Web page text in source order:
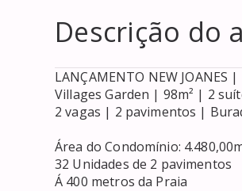
Descrição do
LANÇAMENTO NEW JOANES |
Villages Garden | 98m² | 2
2 vagas | 2 pavimentos |
Área do Condomínio:
32 Unidades de 2 pavimentos
Á 400 metros da Praia